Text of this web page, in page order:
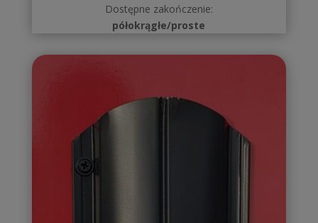
Dostępne zakończenie:
półokrągłe/proste